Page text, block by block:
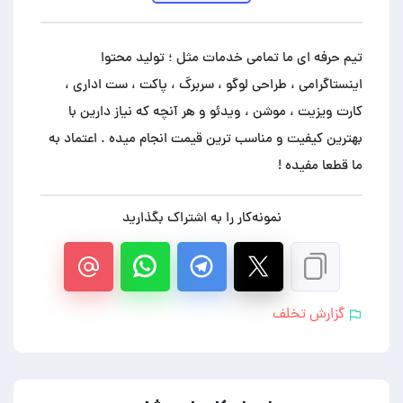
تیم حرفه ای ما تمامی خدمات مثل ؛ تولید محتوا
اینستاگرامی ، طراحی لوگو ، سربرگ ، پاکت ، ست اداری ،
کارت ویزیت ، موشن ، ویدئو و هر آنچه که نیاز دارین با
بهترین کیفیت و مناسب ترین قیمت انجام میده . اعتماد به
ما قطعا مفیده !
نمونه‌کار را به اشتراک بگذارید
گزارش تخلف